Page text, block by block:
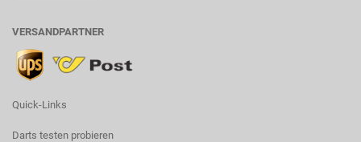
VERSANDPARTNER
Quick-Links
Darts testen probieren